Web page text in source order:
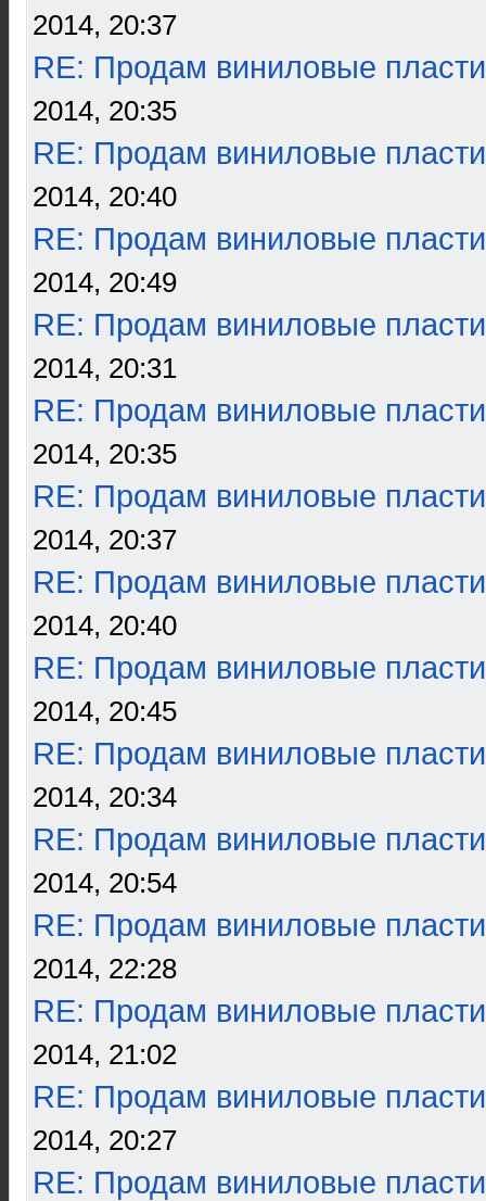
2014, 20:37
RE: Продам виниловые
2014, 20:35
RE: Продам виниловые
2014, 20:40
RE: Продам виниловые
2014, 20:49
RE: Продам виниловые
2014, 20:31
RE: Продам виниловые
2014, 20:35
RE: Продам виниловые
2014, 20:37
RE: Продам виниловые
2014, 20:40
RE: Продам виниловые
2014, 20:45
RE: Продам виниловые
2014, 20:34
RE: Продам виниловые
2014, 20:54
RE: Продам виниловые
2014, 22:28
RE: Продам виниловые
2014, 21:02
RE: Продам виниловые
2014, 20:27
RE: Продам виниловые